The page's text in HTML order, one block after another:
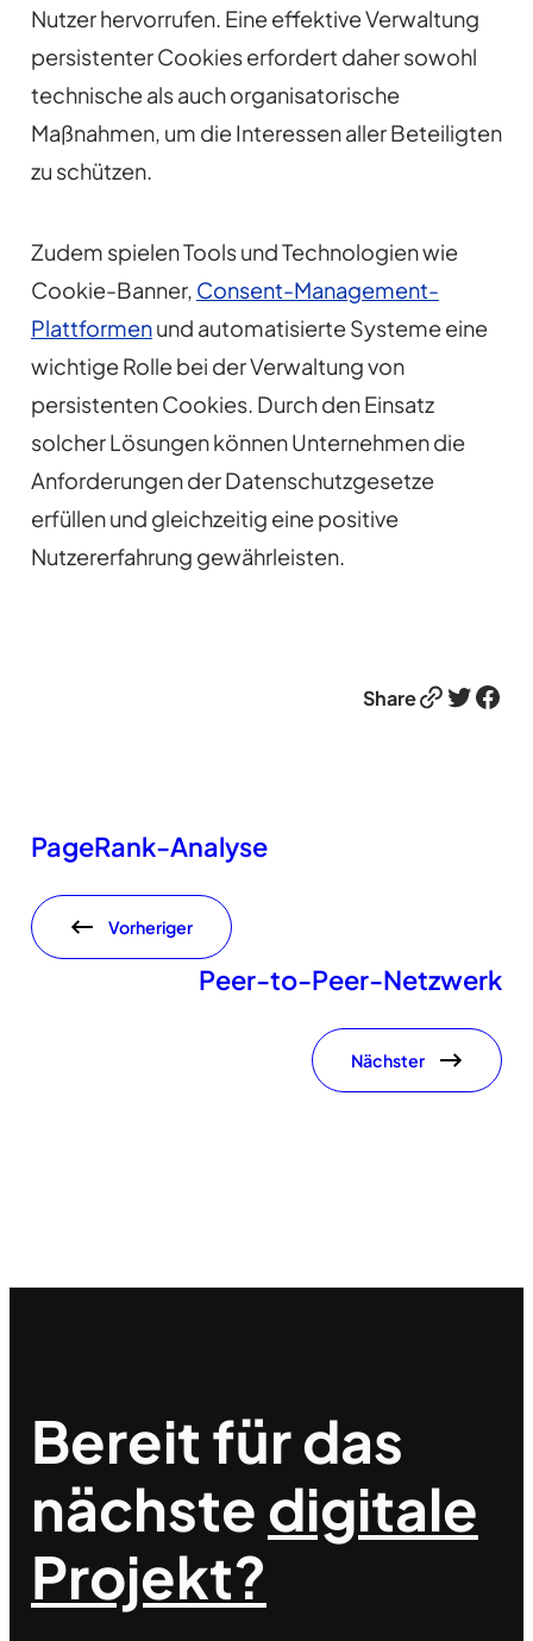
Nutzer hervorrufen. Eine effektive Verwaltung
persistenter Cookies erfordert daher sowohl
technische als auch organisatorische
Maßnahmen, um die Interessen aller Beteiligten
zu schützen.
Zudem spielen Tools und Technologien wie
Cookie-Banner, Consent-Management-
Plattformenund automatisierte Systeme eine
wichtige Rolle bei der Verwaltung von
persistenten Cookies. Durch den Einsatz
solcher Lösungen können Unternehmen die
Anforderungen der Datenschutzgesetze
erfüllen und gleichzeitig eine positive
Nutzererfahrung gewährleisten.
ShareLink Twitter Facebook
PageRank-Analyse
Vorheriger
Peer-to-Peer-Netzwerk
Nächster
Bereit für das
nächstedigitale
Projekt?